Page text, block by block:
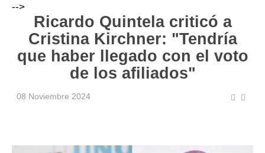
-->
Ricardo Quintela criticó a
Cristina Kirchner: "Tendría
que haber llegado con el voto
de los afiliados"
08 Noviembre 2024